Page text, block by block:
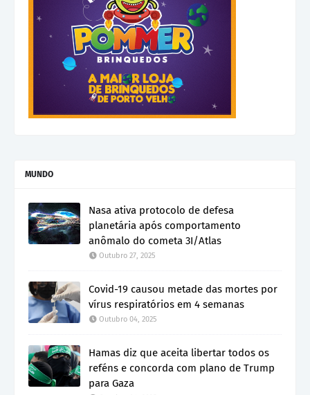
MUNDO
Nasa ativa protocolo de defesa
planetária após comportamento
anômalo do cometa 3I/Atlas
Outubro 27, 2025
Covid-19 causou metade das mortes por
vírus respiratórios em 4 semanas
Outubro 04, 2025
Hamas diz que aceita libertar todos os
reféns e concorda com plano de Trump
para Gaza